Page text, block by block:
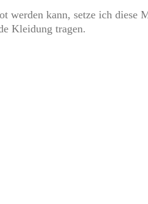
werden kann, setze ich diese
Kleidung tragen.